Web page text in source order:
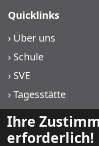
Quicklinks
› Über uns
› Schule
› SVE
›Tagesstätte
›WIKO KJF
› WIKO PMT
Ihre
erforderlich!